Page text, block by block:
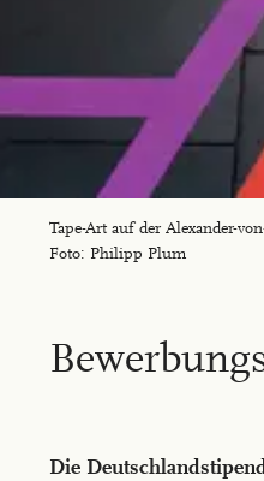
Tape-Art auf der Alexander-
Foto: Philipp Plum
Die